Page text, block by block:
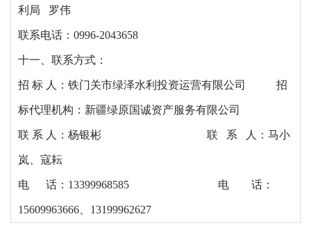
利局 罗伟
联系电话： 0996-2043658
十一、联系方式：
招 标 人： 铁门关市绿泽水利投资运营有限公司 招
标代理机构：新疆绿原国诚资产服务有限公司
联 系 人：杨银彬 联 系 人： 马小
岚 、寇耘
电 话： 13399968585 电 话：
15609963666 13199962627